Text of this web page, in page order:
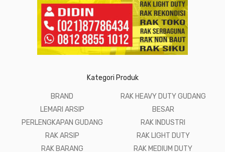
Kategori Produk
BRAND
LEMARI ARSIP
PERLENGKAPAN GUDANG
RAK ARSIP
RAK BARANG
RAK HEAVY DUTY GUDANG
BESAR
RAK INDUSTRI
RAK LIGHT DUTY
RAK MEDIUM DUTY